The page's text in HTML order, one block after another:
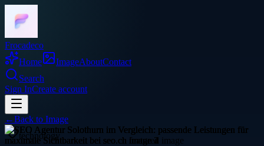
Frocadeco
Home
ImageAboutContact
Search
Sign InCreate account
←Back to Image
technology